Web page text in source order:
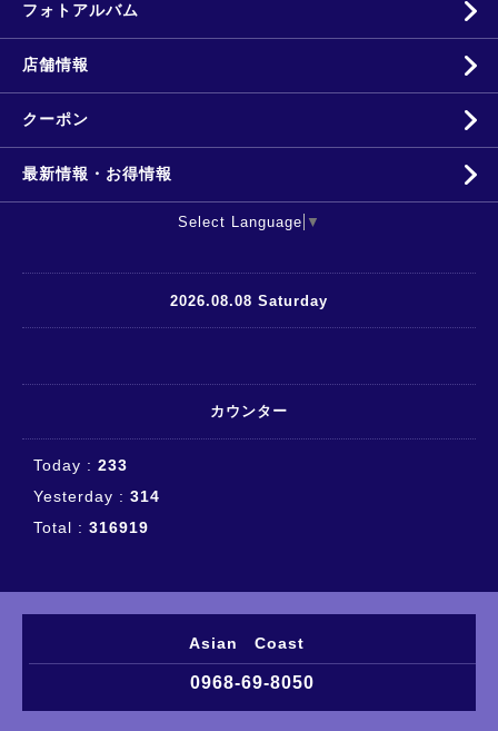
フォトアルバム
店舗情報
クーポン
最新情報・お得情報
Select Language ▼
2026.08.08 Saturday
カウンター
Today : 233
Yesterday : 314
Total : 316919
Asian Coast
0968-69-8050